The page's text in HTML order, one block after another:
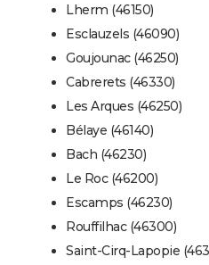
Lherm (46150)
Esclauzels (46090)
Goujounac (46250)
Cabrerets (46330)
Les Arques (46250)
Bélaye (46140)
Bach (46230)
Le Roc (46200)
Escamps (46230)
Rouffilhac (46300)
Saint-Cirq-Lapopie